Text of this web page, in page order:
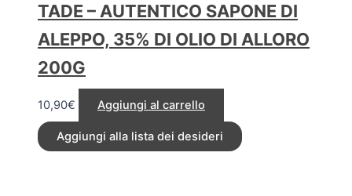
TADE – AUTENTICO SAPONE DI
ALEPPO, 35% DI OLIO DI ALLORO
200G
10,90€ Aggiungi al carrello
Aggiungi alla lista dei desideri